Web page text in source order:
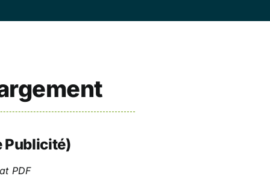
Publicité)
PDF